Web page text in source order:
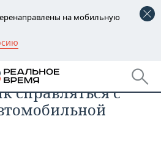
на мобильную
онлайн-курсе
справляться с